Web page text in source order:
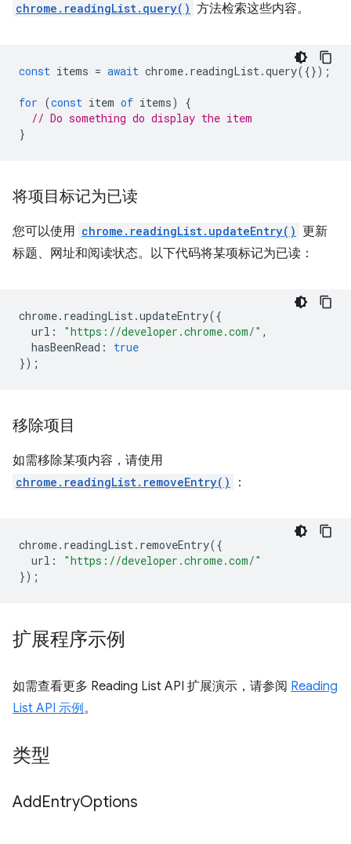
chrome.readingList.query() 方法检索这些内容。
const items = await chrome. readingList .query({});
for (const item of items)
{
// Do something do display the item
}
将项目标记为已读
您可以使用 chrome.readingList.updateEntry() 更新
标题、网址和阅读状态。以下代码将某项标记为已读：
chrome. readingList .updateEntry({
url : "https://developer.chrome.com/" ,
hasBeenRead :
true
});
移除项目
如需移除某项内容，请使用
chrome.readingList.removeEntry() ：
chrome. readingList . removeEntry({
url :
"https://developer.chrome.com/"
});
扩展程序示例
如需查看更多 Reading List API 扩展演示，请参阅 Reading
List API 示例。
类型
AddEntryOptions